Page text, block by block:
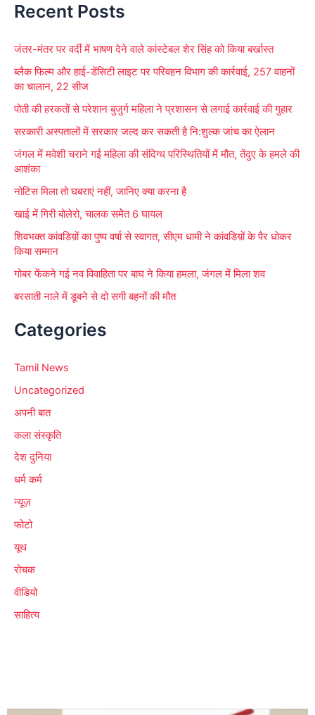
a
c
h
f
o
r
:
Recent Posts
जंतर-मंतर पर वर्दी में भाषण देने वाले कांस्टेबल शेर सिंह को किया बर्खास्त
ब्लैक फिल्म और हाई-डेंसिटी लाइट पर परिवहन विभाग की कार्रवाई, 257 वाहनों
का चालान, 22 सीज
पोती की हरकतों से परेशान बुजुर्ग महिला ने प्रशासन से लगाई कार्रवाई की गुहार
सरकारी अस्पतालों में सरकार जल्द कर सकती है नि:शुल्क जांच का ऐलान
जंगल में मवेशी चराने गई महिला की संदिग्ध परिस्थितियों में मौत, तेंदुए के हमले की
आशंका
नोटिस मिला तो घबराएं नहीं, जानिए क्या करना है
खाई में गिरी बोलेरो, चालक समेेत 6 घायल
शिवभक्त कांवडिय़ों का पुष्प वर्षा से स्वागत, सीएम धामी ने कांवडिय़ों के पैर धोकर
किया सम्मान
गोबर फेंकने गई नव विवाहिता पर बाघ ने किया हमला, जंगल में मिला शव
बरसाती नाले में डूबने से दो सगी बहनों की मौत
Categories
Tamil News
Uncategorized
अपनी बात
कला संस्कृति
देश दुनिया
धर्म कर्म
न्यूज़
फोटो
यूथ
रोचक
वीडियो
साहित्य